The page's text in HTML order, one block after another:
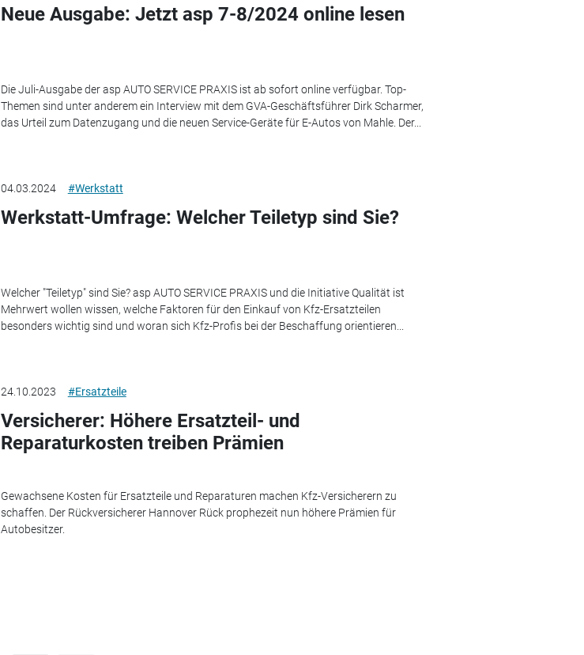
Neue Ausgabe: Jetzt asp 7-8/2024 online lesen
Die Juli-Ausgabe der asp AUTO SERVICE PRAXIS ist ab sofort online verfügbar. Top-
Themen sind unter anderem ein Interview mit dem GVA-Geschäftsführer Dirk Scharmer,
das Urteil zum Datenzugang und die neuen Service-Geräte für E-Autos von Mahle. Der...
04.03.2024 #Werkstatt
Werkstatt-Umfrage: Welcher Teiletyp sind Sie?
Welcher "Teiletyp" sind Sie? asp AUTO SERVICE PRAXIS und die Initiative Qualität ist
Mehrwert wollen wissen, welche Faktoren für den Einkauf von Kfz-Ersatzteilen
besonders wichtig sind und woran sich Kfz-Profis bei der Beschaffung orientieren...
24.10.2023 #Ersatzteile
Versicherer: Höhere Ersatzteil- und
Reparaturkosten treiben Prämien
Gewachsene Kosten für Ersatzteile und Reparaturen machen Kfz-Versicherern zu
schaffen. Der Rückversicherer Hannover Rück prophezeit nun höhere Prämien für
Autobesitzer.